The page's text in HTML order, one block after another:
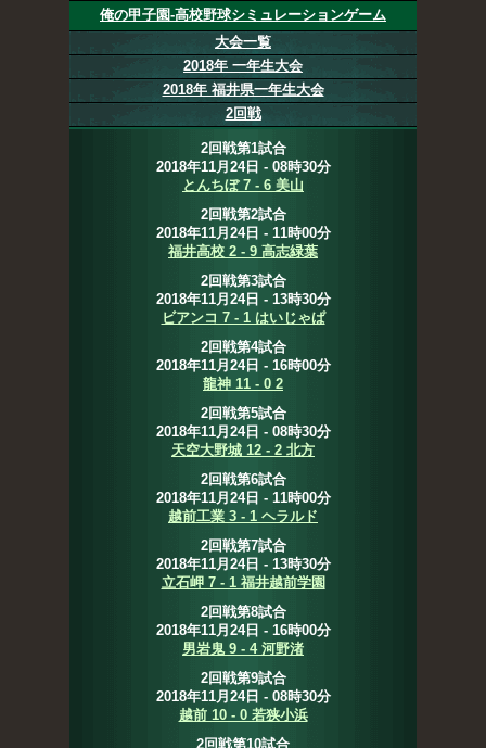
俺の甲子園-高校野球シミュレーションゲーム
大会一覧
2018年 一年生大会
2018年 福井県一年生大会
2回戦
2回戦第1試合
2018年11月24日 - 08時30分
とんちぼ 7 - 6 美山
2回戦第2試合
2018年11月24日 - 11時00分
福井高校 2 - 9 高志緑葉
2回戦第3試合
2018年11月24日 - 13時30分
ビアンコ 7 - 1 はいじゃぱ
2回戦第4試合
2018年11月24日 - 16時00分
龍神 11 - 0 2
2回戦第5試合
2018年11月24日 - 08時30分
天空大野城 12 - 2 北方
2回戦第6試合
2018年11月24日 - 11時00分
越前工業 3 - 1 ヘラルド
2回戦第7試合
2018年11月24日 - 13時30分
立石岬 7 - 1 福井越前学園
2回戦第8試合
2018年11月24日 - 16時00分
男岩鬼 9 - 4 河野渚
2回戦第9試合
2018年11月24日 - 08時30分
越前 10 - 0 若狭小浜
2回戦第10試合